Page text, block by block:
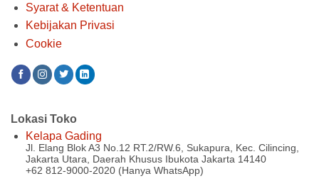
Syarat & Ketentuan
Kebijakan Privasi
Cookie
Lokasi Toko
Kelapa Gading
Jl. Elang Blok A3 No.12 RT.2/RW.6, Sukapura, Kec. Cilincing,
Jakarta Utara, Daerah Khusus Ibukota Jakarta 14140
+62 812-9000-2020 (Hanya WhatsApp)